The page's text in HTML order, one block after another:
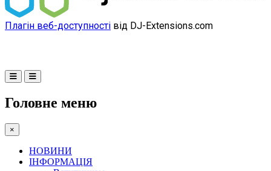
Плагін веб-доступності від DJ-Extensions.com
Головне меню
×
НОВИНИ
ІНФОРМАЦІЯ